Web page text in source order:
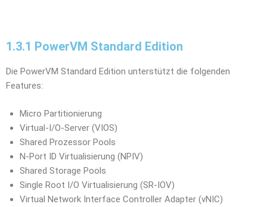
1.3.1 PowerVM Standard Edition
Die PowerVM Standard Edition unterstützt die folgenden
Features:
Micro Partitionierung
Virtual-I/O-Server (VIOS)
Shared Prozessor Pools
N-Port ID Virtualisierung (NPIV)
Shared Storage Pools
Single Root I/O Virtualisierung (SR-IOV)
Virtual Network Interface Controller Adapter (vNIC)